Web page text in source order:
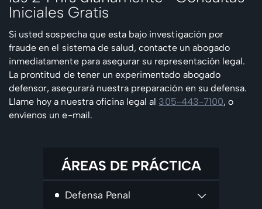
Iniciales Gratis
Si usted sospecha que esta bajo investigación por
fraude en el sistema de salud, contacte un abogado
inmediatamente para asegurar su representación legal.
La prontitud de tener un experimentado abogado
defensor, asegurará nuestra preparación en su defensa.
Llame hoy a nuestra oficina legal al 305-443-7100, o
envíenos un e-mail.
ÁREAS DE PRÁCTICA
Defensa Penal